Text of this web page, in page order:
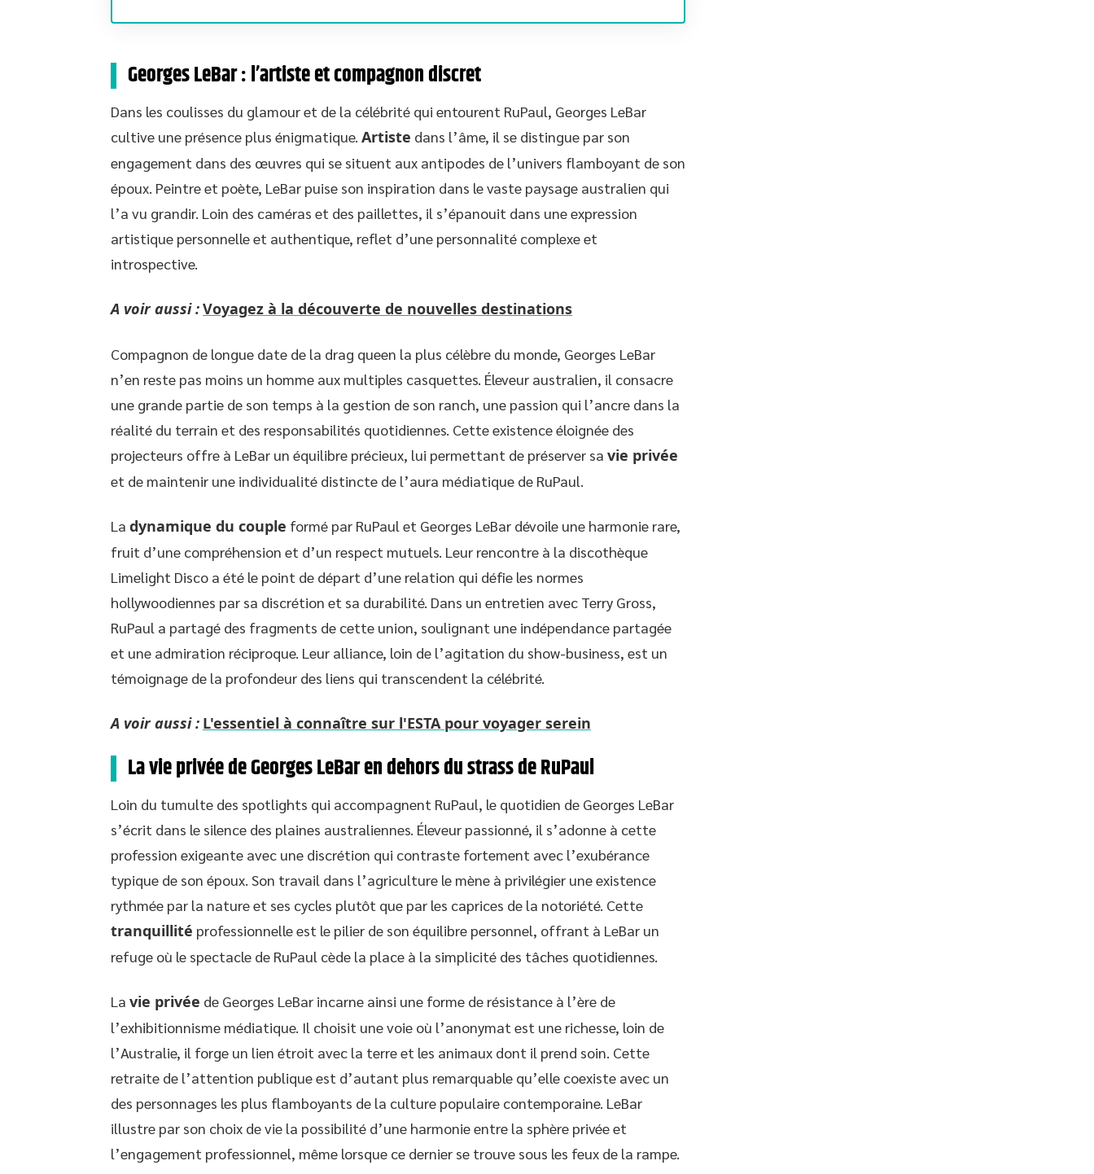
Georges LeBar : l’artiste et compagnon discret
Dans les coulisses du glamour et de la célébrité qui entourent RuPaul, Georges LeBar
cultive une présence plus énigmatique. Artiste dans l’âme, il se distingue par son
engagement dans des œuvres qui se situent aux antipodes de l’univers flamboyant de son
époux. Peintre et poète, LeBar puise son inspiration dans le vaste paysage australien qui
l’a vu grandir. Loin des caméras et des paillettes, il s’épanouit dans une expression
artistique personnelle et authentique, reflet d’une personnalité complexe et
introspective.
A voir aussi :Voyagez à la découverte de nouvelles destinations
Compagnon de longue date de la drag queen la plus célèbre du monde, Georges LeBar
n’en reste pas moins un homme aux multiples casquettes. Éleveur australien, il consacre
une grande partie de son temps à la gestion de son ranch, une passion qui l’ancre dans la
réalité du terrain et des responsabilités quotidiennes. Cette existence éloignée des
projecteurs offre à LeBar un équilibre précieux, lui permettant de préserver sa vie privée
et de maintenir une individualité distincte de l’aura médiatique de RuPaul.
La dynamique du couple formé par RuPaul et Georges LeBar dévoile une harmonie rare,
fruit d’une compréhension et d’un respect mutuels. Leur rencontre à la discothèque
Limelight Disco a été le point de départ d’une relation qui défie les normes
hollywoodiennes par sa discrétion et sa durabilité. Dans un entretien avec Terry Gross,
RuPaul a partagé des fragments de cette union, soulignant une indépendance partagée
et une admiration réciproque. Leur alliance, loin de l’agitation du show-business, est un
témoignage de la profondeur des liens qui transcendent la célébrité.
A voir aussi : L'essentiel à connaître sur l'ESTA pour voyager serein
La vie privée de Georges LeBar en dehors du strass de RuPaul
Loin du tumulte des spotlights qui accompagnent RuPaul, le quotidien de Georges LeBar
s’écrit dans le silence des plaines australiennes. Éleveur passionné, il s’adonne à cette
profession exigeante avec une discrétion qui contraste fortement avec l’exubérance
typique de son époux. Son travail dans l’agriculture le mène à privilégier une existence
rythmée par la nature et ses cycles plutôt que par les caprices de la notoriété. Cette
tranquillité professionnelle est le pilier de son équilibre personnel, offrant à LeBar un
refuge où le spectacle de RuPaul cède la place à la simplicité des tâches quotidiennes.
La vie privée de Georges LeBar incarne ainsi une forme de résistance à l’ère de
l’exhibitionnisme médiatique. Il choisit une voie où l’anonymat est une richesse, loin de
l’Australie, il forge un lien étroit avec la terre et les animaux dont il prend soin. Cette
retraite de l’attention publique est d’autant plus remarquable qu’elle coexiste avec un
des personnages les plus flamboyants de la culture populaire contemporaine. LeBar
illustre par son choix de vie la possibilité d’une harmonie entre la sphère privée et
l’engagement professionnel, même lorsque ce dernier se trouve sous les feux de la rampe.